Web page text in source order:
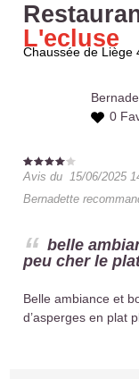
L'ecluse
Chaussée de Liège
0
Avis du15/06/2025
Bernadette
belle
peu cher le
Belle ambiance et
d’asperges en plat